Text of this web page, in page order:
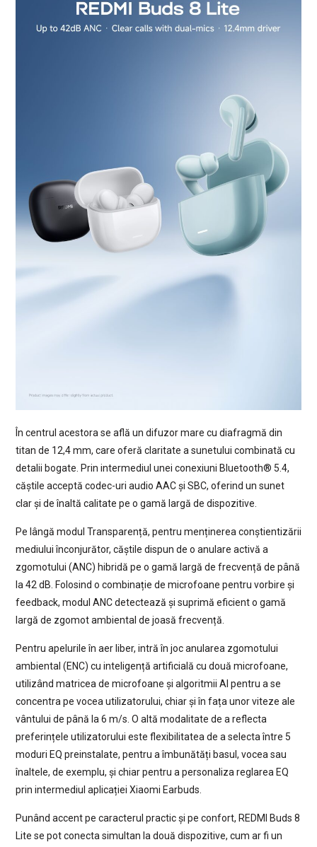
În centrul acestora se află un difuzor mare cu diafragmă din
titan de 12,4 mm, care oferă claritate a sunetului combinată cu
detalii bogate. Prin intermediul unei conexiuni Bluetooth® 5.4,
căștile acceptă codec-uri audio AAC și SBC, oferind un sunet
clar și de înaltă calitate pe o gamă largă de dispozitive.
Pe lângă modul Transparență, pentru menținerea conștientizării
mediului înconjurător, căștile dispun de o anulare activă a
zgomotului (ANC) hibridă pe o gamă largă de frecvență de până
la 42 dB. Folosind o combinație de microfoane pentru vorbire și
feedback, modul ANC detectează și suprimă eficient o gamă
largă de zgomot ambiental de joasă frecvență.
Pentru apelurile în aer liber, intră în joc anularea zgomotului
ambiental (ENC) cu inteligență artificială cu două microfoane,
utilizând matricea de microfoane și algoritmii AI pentru a se
concentra pe vocea utilizatorului, chiar și în fața unor viteze ale
vântului de până la 6 m/s. O altă modalitate de a reflecta
preferințele utilizatorului este flexibilitatea de a selecta între 5
moduri EQ preinstalate, pentru a îmbunătăți basul, vocea sau
înaltele, de exemplu, și chiar pentru a personaliza reglarea EQ
prin intermediul aplicației Xiaomi Earbuds.
Punând accent pe caracterul practic și pe confort, REDMI Buds 8
Lite se pot conecta simultan la două dispozitive, cum ar fi un